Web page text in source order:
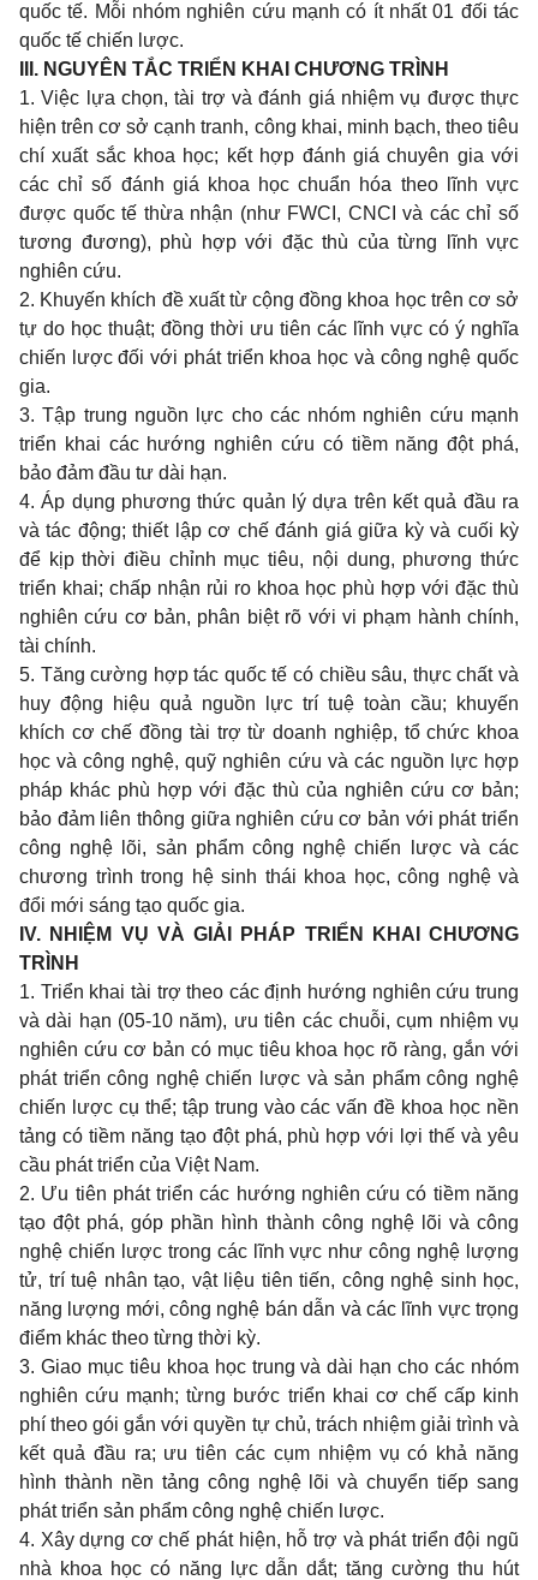
quốc tế. Mỗi nhóm nghiên cứu mạnh có ít nhất 01 đối tác
quốc tế chiến lược.
III. NGUYÊN TẮC TRIỂN KHAI CHƯƠNG TRÌNH
1. Việc lựa chọn, tài trợ và đánh giá nhiệm vụ được thực
hiện trên cơ sở cạnh tranh, công khai, minh bạch, theo tiêu
chí xuất sắc khoa học; kết hợp đánh giá chuyên gia với
các chỉ số đánh giá khoa học chuẩn hóa theo lĩnh vực
được quốc tế thừa nhận (như FWCI, CNCI và các chỉ số
tương đương), phù hợp với đặc thù của từng lĩnh vực
nghiên cứu.
2. Khuyến khích đề xuất từ cộng đồng khoa học trên cơ sở
tự do học thuật; đồng thời ưu tiên các lĩnh vực có ý nghĩa
chiến lược đối với phát triển khoa học và công nghệ quốc
gia.
3. Tập trung nguồn lực cho các nhóm nghiên cứu mạnh
triển khai các hướng nghiên cứu có tiềm năng đột phá,
bảo đảm đầu tư dài hạn.
4. Áp dụng phương thức quản lý dựa trên kết quả đầu ra
và tác động; thiết lập cơ chế đánh giá giữa kỳ và cuối kỳ
để kịp thời điều chỉnh mục tiêu, nội dung, phương thức
triển khai; chấp nhận rủi ro khoa học phù hợp với đặc thù
nghiên cứu cơ bản, phân biệt rõ với vi phạm hành chính,
tài chính.
5. Tăng cường hợp tác quốc tế có chiều sâu, thực chất và
huy động hiệu quả nguồn lực trí tuệ toàn cầu; khuyến
khích cơ chế đồng tài trợ từ doanh nghiệp, tổ chức khoa
học và công nghệ, quỹ nghiên cứu và các nguồn lực hợp
pháp khác phù hợp với đặc thù của nghiên cứu cơ bản;
bảo đảm liên thông giữa nghiên cứu cơ bản với phát triển
công nghệ lõi, sản phẩm công nghệ chiến lược và các
chương trình trong hệ sinh thái khoa học, công nghệ và
đổi mới sáng tạo quốc gia.
IV. NHIỆM VỤ VÀ GIẢI PHÁP TRIỂN KHAI CHƯƠNG
TRÌNH
1. Triển khai tài trợ theo các định hướng nghiên cứu trung
và dài hạn (05-10 năm), ưu tiên các chuỗi, cụm nhiệm vụ
nghiên cứu cơ bản có mục tiêu khoa học rõ ràng, gắn với
phát triển công nghệ chiến lược và sản phẩm công nghệ
chiến lược cụ thể; tập trung vào các vấn đề khoa học nền
tảng có tiềm năng tạo đột phá, phù hợp với lợi thế và yêu
cầu phát triển của Việt Nam.
2. Ưu tiên phát triển các hướng nghiên cứu có tiềm năng
tạo đột phá, góp phần hình thành công nghệ lõi và công
nghệ chiến lược trong các lĩnh vực như công nghệ lượng
tử, trí tuệ nhân tạo, vật liệu tiên tiến, công nghệ sinh học,
năng lượng mới, công nghệ bán dẫn và các lĩnh vực trọng
điểm khác theo từng thời kỳ.
3. Giao mục tiêu khoa học trung và dài hạn cho các nhóm
nghiên cứu mạnh; từng bước triển khai cơ chế cấp kinh
phí theo gói gắn với quyền tự chủ, trách nhiệm giải trình và
kết quả đầu ra; ưu tiên các cụm nhiệm vụ có khả năng
hình thành nền tảng công nghệ lõi và chuyển tiếp sang
phát triển sản phẩm công nghệ chiến lược.
4. Xây dựng cơ chế phát hiện, hỗ trợ và phát triển đội ngũ
nhà khoa học có năng lực dẫn dắt; tăng cường thu hút